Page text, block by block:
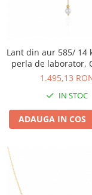
Lant din aur 585/ 14
perla de laborator,
alb
1.495,13
IN STOC
ADAUGA IN COS